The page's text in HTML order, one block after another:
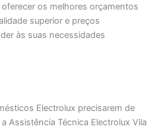
os melhores orçamentos
superior e preços
às suas necessidades
Electrolux precisarem de
Assistência Técnica Electrolux Vila